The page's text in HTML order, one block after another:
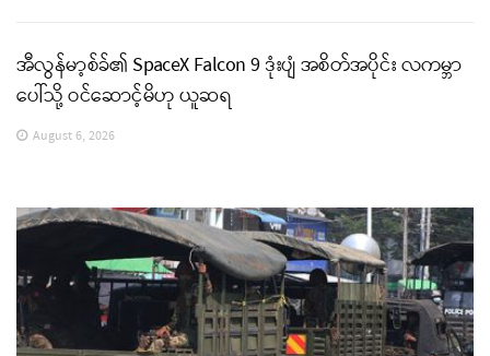
အီလွန်မာ့စ်ခ်၏ SpaceX Falcon 9 ဒုံးပျံ အစိတ်အပိုင်း လကမ္ဘာ
ပေါ်သို့ ဝင်ဆောင့်မိဟု ယူဆရ
August 6, 2026